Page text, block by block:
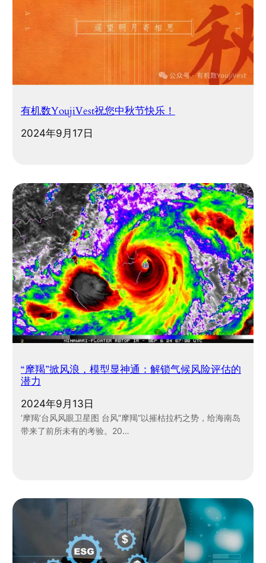
有机数YoujiVest祝您中秋节快乐！
2024年9月17日
“摩羯”掀风浪，模型显神通：解锁气候风险评估的
潜力
2024年9月13日
‘摩羯’台风风眼卫星图 台风”摩羯”以摧枯拉朽之势，给海南岛
带来了前所未有的考验。20…